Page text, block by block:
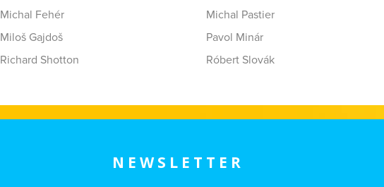
Michal Fehér Michal Pastier
Miloš Gajdoš Pavol Minár
Richard Shotton Róbert Slovák
NEWSLETTER